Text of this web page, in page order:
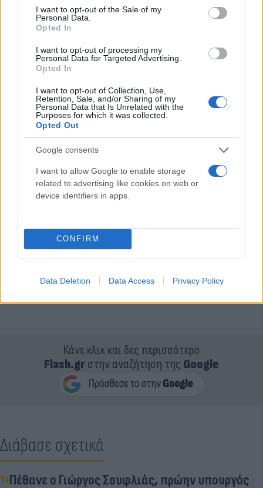
consent section.
I want to opt-out of the Sale of my
Personal Data.
Opted In
I want to opt-out of processing my
Personal Data for Targeted Advertising.
Opted In
I want to opt-out of Collection, Use,
Retention, Sale, and/or Sharing of my
Personal Data that Is Unrelated with the
Purposes for which it was collected.
Opted Out
Google consents
I want to allow Google to enable storage
related to advertising like cookies on web or
device identifiers in apps.
CONFIRM
Data Deletion Data Access Privacy Policy
Κάνε κλικ και δες περισσότερο
Flash.grστην αναζήτηση της Google
Διάβασε σχετικά
Πέθανε ο Γιώργος Σουφλιάς, πρώην υπουργός